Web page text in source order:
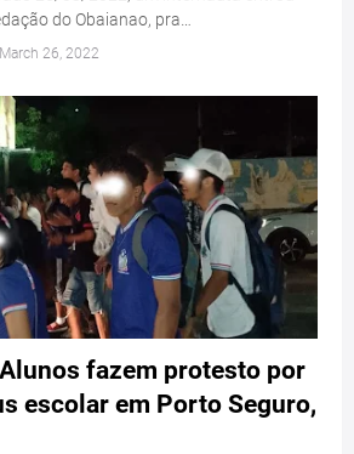
do Obaianao, pra…
March 26, 2022
fazem protesto por
escolar em Porto Seguro,